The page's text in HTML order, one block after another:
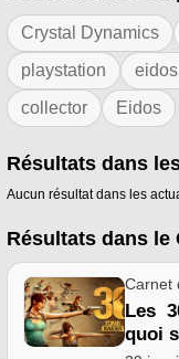
Crystal Dynamics
playstation
eidos
collector
Eidos
Résultats dans
Aucun résultat dans les
Résultats dans le
Carnet
Les
quoi